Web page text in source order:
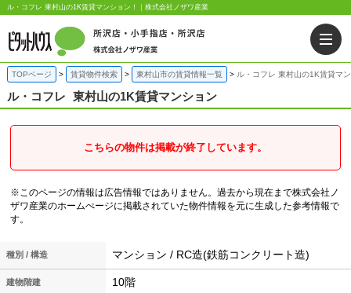
ル・コフレ 東村山の1K賃貸マンション！｜株式会社ノザワ産業
TOPページ 賃貸物件検索 東村山市の賃貸情報一覧 ル・コフレ 東村山の1K賃貸マ
ル・コフレ 東村山の1K賃貸マンション
こちらの物件は掲載が終了しています。
※このページの情報は広告情報ではありません。過去から現在まで株式会社ノ
ザワ産業のホームぺージに掲載されていた物件情報を元に生成した参考情報で
す。
種別 / 構造 マンション / RC造(鉄筋コンクリート造)
建物階建 10階